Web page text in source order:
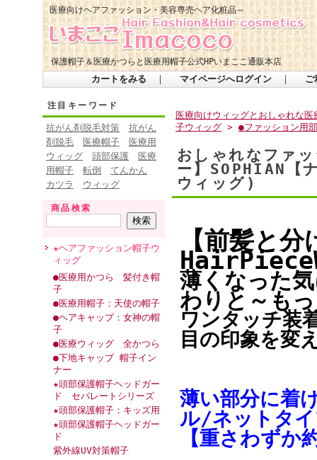
保護帽子＆医療かつらと医療用帽子公式HPいまここ通販本店
医療向けヘアファッション・美容専売ヘア化粧品～
カートをみる ｜ マイページへログイン ｜ ご
注目キーワード
抗がん剤脱毛対策
抗がん
剤脱毛
医療帽子
医療用
ウィッグ
頭部保護
医療
用帽子
転倒
てんかん
カツラ
ウィッグ
商品検索
★ヘアファッション帽子ウ
ィッグ
●医療用かつら 髪付き帽
子
●医療用帽子：天使の帽子
●ヘアキャップ：女神の帽
子
●医療ウィッグ 全かつら
●下地キャップ 帽子イン
ナー
★頭部保護帽子ヘッドガー
ド セパレートシリーズ
★頭部保護帽子：キッズ用
★頭部保護帽子ヘッドガー
ド
紫外線UV対策帽子
医療向けウィッグとおしゃれな
子ウィッグ > ●ファッション用
おしゃれなファ
ー】SOPHIAN
ウィッグ)
【前髪と
薄くなった
わりと～も
ワンタッチ装
目の印象を変
薄い部分に着
ル/ネットタ
【重さわずか